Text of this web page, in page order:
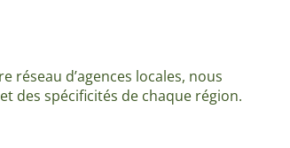
d’agences locales, nous
des spécificités de chaque région.